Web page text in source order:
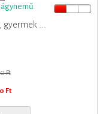
ágynemű
gyermek ...
Ft
Ft